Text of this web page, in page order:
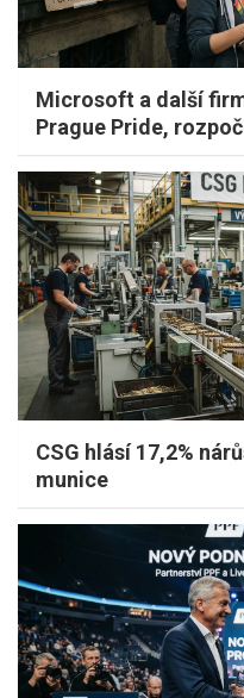
Microsoft a další
Prague Pride,
CSG hlásí 17,2%
munice